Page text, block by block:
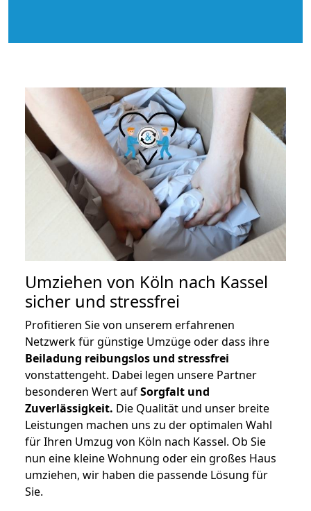
Umziehen von Köln nach Kassel
sicher und stressfrei
Profitieren Sie von unserem erfahrenen
Netzwerk für günstige Umzüge oder dass ihre
Beiladung reibungslos und stressfrei
vonstattengeht. Dabei legen unsere Partner
besonderen Wert aufSorgfalt und
Zuverlässigkeit. Die Qualität und unser breite
Leistungen machen uns zu der optimalen Wahl
für Ihren Umzug von Köln nach Kassel. Ob Sie
nun eine kleine Wohnung oder ein großes Haus
umziehen, wir haben die passende Lösung für
Sie.